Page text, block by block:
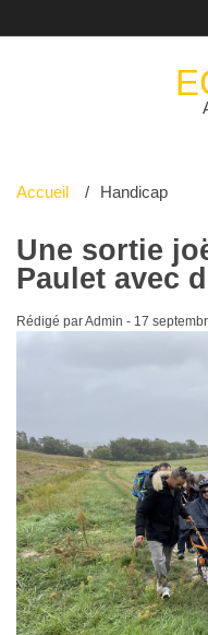
Accueil Handicap
Une sortie
Paulet avec
Rédigé par Admin - 17